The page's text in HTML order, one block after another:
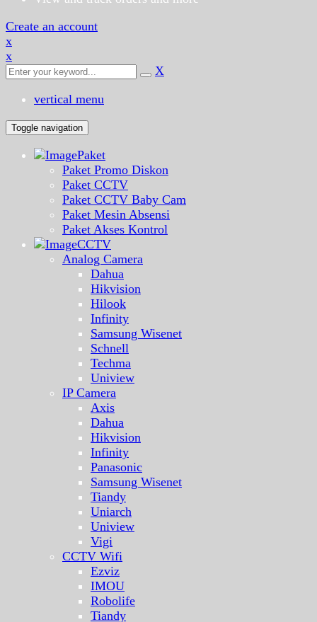
Create an account
x
x
X
vertical menu
Toggle navigation
Paket
Paket Promo Diskon
Paket CCTV
Paket CCTV Baby Cam
Paket Mesin Absensi
Paket Akses Kontrol
CCTV
Analog Camera
Dahua
Hikvision
Hilook
Infinity
Samsung Wisenet
Schnell
Techma
Uniview
IP Camera
Axis
Dahua
Hikvision
Infinity
Panasonic
Samsung Wisenet
Tiandy
Uniarch
Uniview
Vigi
CCTV Wifi
Ezviz
IMOU
Robolife
Tiandy